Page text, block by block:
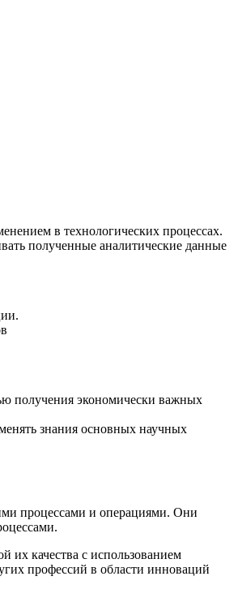
в технологических процессах.
полученные аналитические данные
получения экономически важных
знания основных научных
процессами и операциями. Они
их качества с использованием
профессий в области инноваций